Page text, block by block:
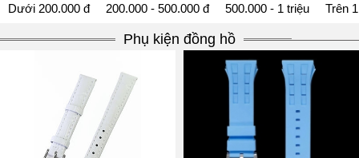
Dưới 200.000 đ 200.000 - 500.000 đ 500.000 - 1 triệu Trên
Phụ kiện đồng hồ